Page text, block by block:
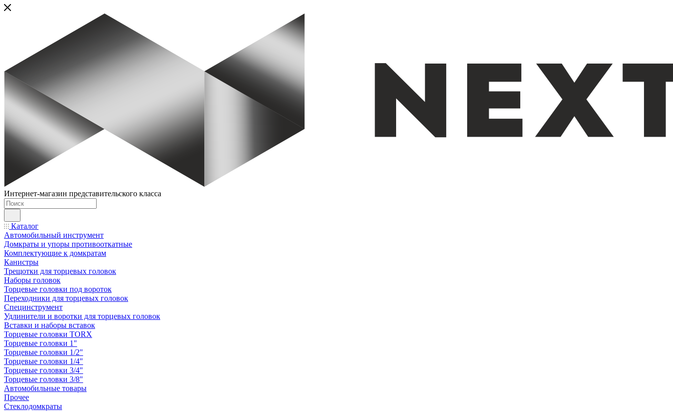
Интернет-магазин представительского класса
Каталог
Автомобильный инструмент
Домкраты и упоры противооткатные
Комплектующие к домкратам
Канистры
Трещотки для торцевых головок
Наборы головок
Торцевые головки под вороток
Переходники для торцевых головок
Специнструмент
Удлинители и воротки для торцевых головок
Вставки и наборы вставок
Торцевые головки TORX
Торцевые головки 1"
Торцевые головки 1/2"
Торцевые головки 1/4"
Торцевые головки 3/4"
Торцевые головки 3/8"
Автомобильные товары
Прочее
Стеклодомкраты